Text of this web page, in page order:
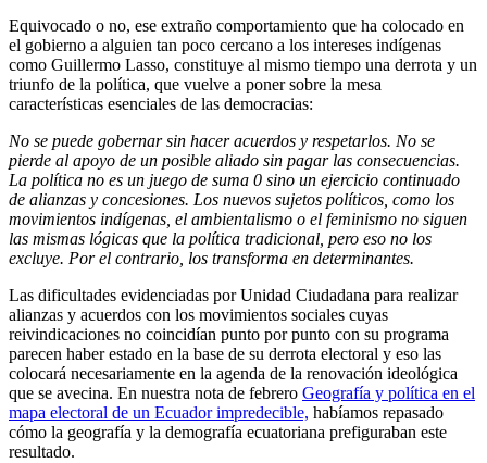
Equivocado o no, ese extraño comportamiento que ha colocado en
el gobierno a alguien tan poco cercano a los intereses indígenas
como Guillermo Lasso, constituye al mismo tiempo una derrota y un
triunfo de la política, que vuelve a poner sobre la mesa
características esenciales de las democracias:
No se puede gobernar sin hacer acuerdos y respetarlos. No se
pierde al apoyo de un posible aliado sin pagar las consecuencias.
La política no es un juego de suma 0 sino un ejercicio continuado
de alianzas y concesiones. Los nuevos sujetos políticos, como los
movimientos indígenas, el ambientalismo o el feminismo no siguen
las mismas lógicas que la política tradicional, pero eso no los
excluye. Por el contrario, los transforma en determinantes.
Las dificultades evidenciadas por Unidad Ciudadana para realizar
alianzas y acuerdos con los movimientos sociales cuyas
reivindicaciones no coincidían punto por punto con su programa
parecen haber estado en la base de su derrota electoral y eso las
colocará necesariamente en la agenda de la renovación ideológica
que se avecina. En nuestra nota de febrero Geografía y política en el
mapa electoral de un Ecuador impredecible, habíamos repasado
cómo la geografía y la demografía ecuatoriana prefiguraban este
resultado.